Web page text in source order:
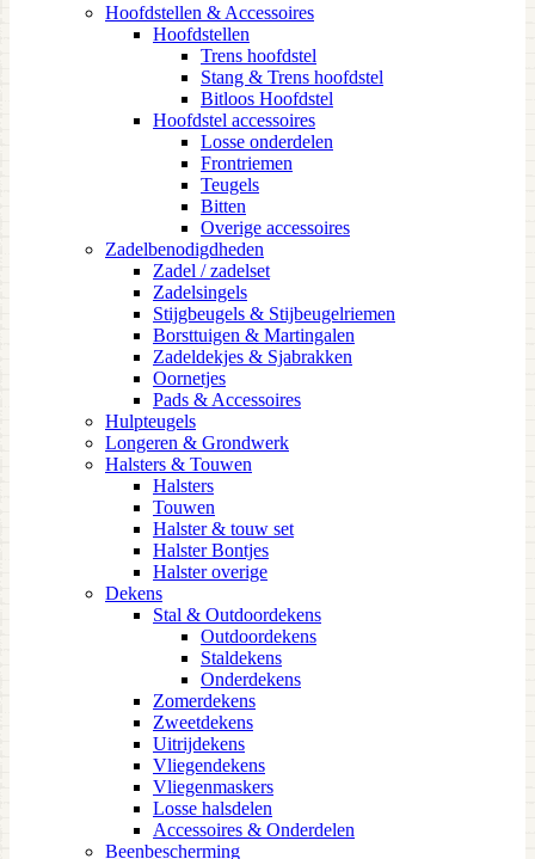
Hoofdstellen & Accessoires
Hoofdstellen
Trens hoofdstel
Stang & Trens hoofdstel
Bitloos Hoofdstel
Hoofdstel accessoires
Losse onderdelen
Frontriemen
Teugels
Bitten
Overige accessoires
Zadelbenodigdheden
Zadel / zadelset
Zadelsingels
Stijgbeugels & Stijbeugelriemen
Borsttuigen & Martingalen
Zadeldekjes & Sjabrakken
Oornetjes
Pads & Accessoires
Hulpteugels
Longeren & Grondwerk
Halsters & Touwen
Halsters
Touwen
Halster & touw set
Halster Bontjes
Halster overige
Dekens
Stal & Outdoordekens
Outdoordekens
Staldekens
Onderdekens
Zomerdekens
Zweetdekens
Uitrijdekens
Vliegendekens
Vliegenmaskers
Losse halsdelen
Accessoires & Onderdelen
Beenbescherming